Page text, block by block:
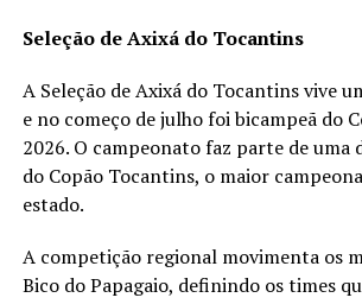
Seleção de Axixá do Tocantins
A Seleção de Axixá do Tocantins vive
e no começo de julho foi bicampeã do
2026. O campeonato faz parte de uma
do Copão Tocantins, o maior
estado.
A competição regional movimenta os
Bico do Papagaio, definindo os times